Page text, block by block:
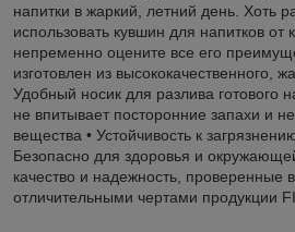
напитки в жаркий, летний день. Хоть
использовать кувшин для напитков
непременно оцените все его
изготовлен из высококачественного,
Удобный носик для разлива готового
не впитывает посторонние запахи и
вещества • Устойчивость к
Безопасно для здоровья и
качество и надежность, проверенные
отличительными чертами продукции